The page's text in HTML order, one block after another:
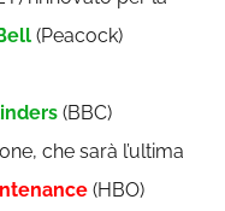
(Peacock)
(BBC)
che sarà l’ultima
(HBO)